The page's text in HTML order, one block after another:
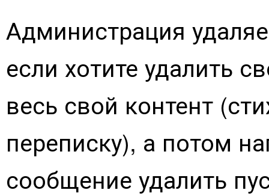
Администрация
если хотите удалить
весь свой контент
переписку), а потом
сообщение удалить